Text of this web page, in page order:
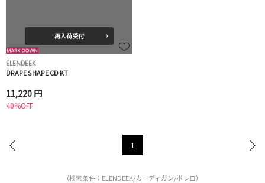
再入荷受付
ELENDEEK
DRAPE SHAPE CD KT
11,220 円
40%OFF
1
（検索条件：ELENDEEK/カーディガン/ボレロ）